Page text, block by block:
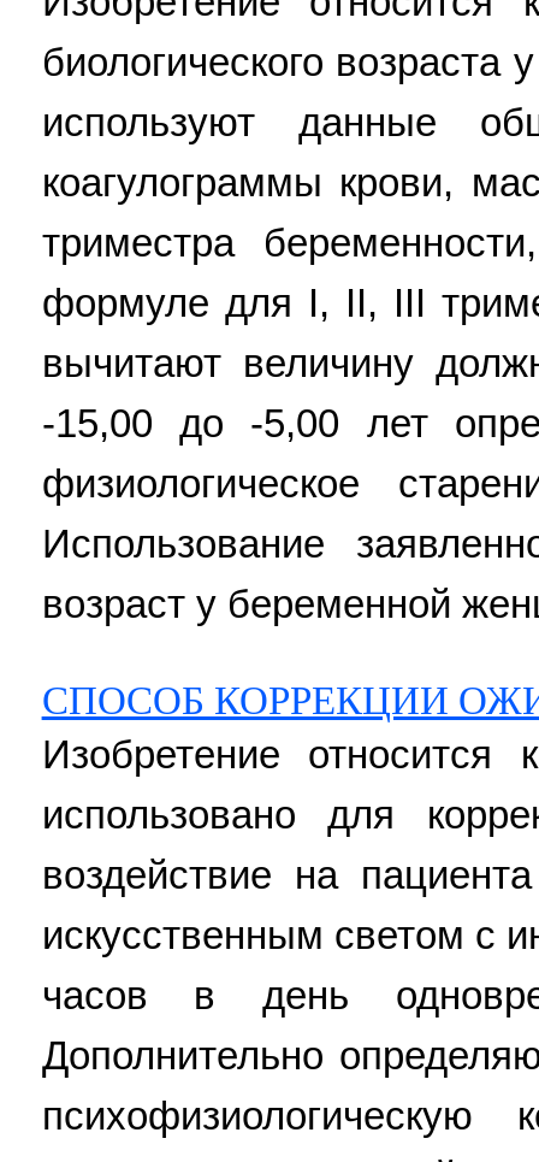
биологического
используют данные
коагулограммы крови,
триместра
формуле для I, II, III
вычитают величину
-15,00 до -5,00 лет
физиологическое
Использование
возраст у беременной
СПОСОБ КОРРЕКЦИИ
Изобретение
использовано для
воздействие на
искусственным светом с
часов в день
Дополнительно